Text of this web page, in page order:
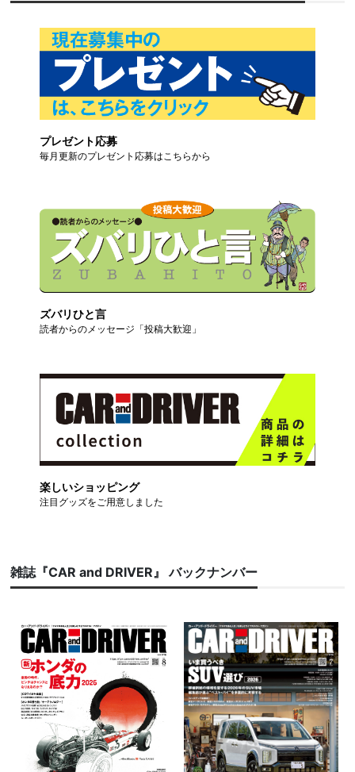
プレゼント応募
毎月更新のプレゼント応募はこちらから
ズバリひと言
読者からのメッセージ「投稿大歓迎」
楽しいショッピング
注目グッズをご用意しました
雑誌『CAR and DRIVER』 バックナンバー